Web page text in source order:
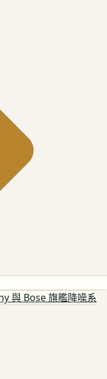
與 Bose 旗艦降噪系